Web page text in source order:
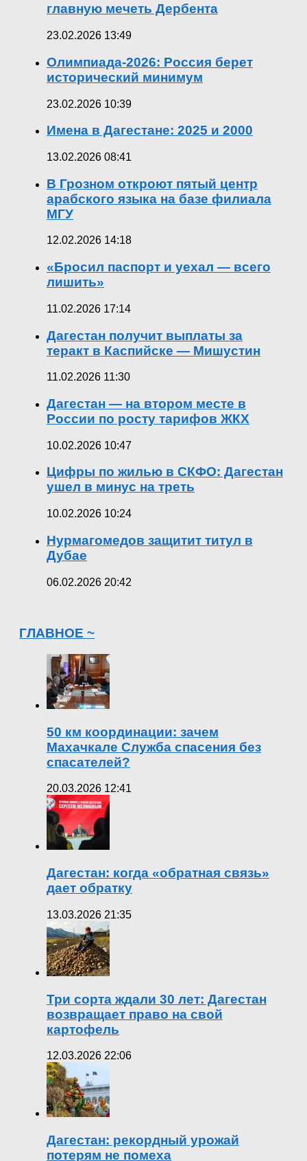
главную мечеть Дербента
23.02.2026 13:49
Олимпиада-2026: Россия берет
исторический минимум
23.02.2026 10:39
Имена в Дагестане: 2025 и 2000
13.02.2026 08:41
В Грозном откроют пятый центр
арабского языка на базе филиала
МГУ
12.02.2026 14:18
«Бросил паспорт и уехал — всего
лишить»
11.02.2026 17:14
Дагестан получит выплаты за
теракт в Каспийске — Мишустин
11.02.2026 11:30
Дагестан — на втором месте в
России по росту тарифов ЖКХ
10.02.2026 10:47
Цифры по жилью в СКФО: Дагестан
ушел в минус на треть
10.02.2026 10:24
Нурмагомедов защитит титул в
Дубае
06.02.2026 20:42
ГЛАВНОЕ ~
50 км координации: зачем
Махачкале Служба спасения без
спасателей?
20.03.2026 12:41
Дагестан: когда «обратная связь»
дает обратку
13.03.2026 21:35
Три сорта ждали 30 лет: Дагестан
возвращает право на свой
картофель
12.03.2026 22:06
Дагестан: рекордный урожай
потерям не помеха